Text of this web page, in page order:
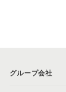
グループ会社